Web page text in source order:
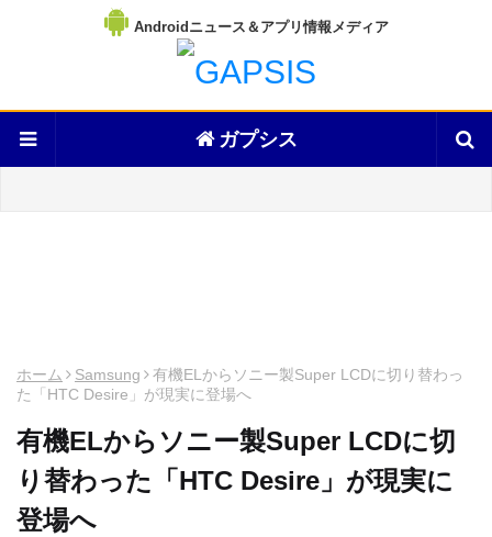
Androidニュース＆アプリ情報メディア
ガプシス
ホーム Samsung
有機ELからソニー製Super LCDに切り替わっ
た「HTC Desire」が現実に登場へ
有機ELからソニー製Super LCDに切
り替わった「HTC Desire」が現実に
登場へ